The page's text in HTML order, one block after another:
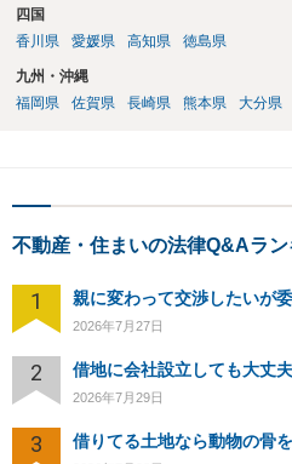
四国
香川県
愛媛県 高知県 徳島県
九州・沖縄
福岡県
佐賀県 長崎県 熊本県 大分県
不動産・住まいの法律Q&Aラ
1 親に変わって交渉したいが
2026年7月27日
2 借地に会社設立しても大丈
2026年7月29日
3 借りてる土地なら動物の骨